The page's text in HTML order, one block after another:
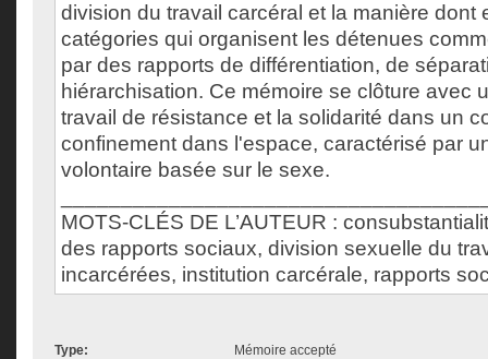
division du travail carcéral et la manière dont
catégories qui organisent les détenues
par des rapports de différentiation, de
hiérarchisation. Ce mémoire se clôture avec
travail de résistance et la solidarité dans un
confinement dans l'espace, caractérisé par
volontaire basée sur le sexe.
MOTS-CLÉS DE L’AUTEUR :
des rapports sociaux, division sexuelle du
incarcérées, institution carcérale, rapports
Type:
Mémoire accepté